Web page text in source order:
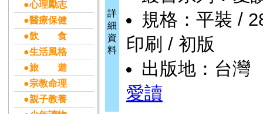
●心理勵志
●醫療保健
●飲 食
●生活風格
●旅 遊
●宗教命理
●親子教養
詳
細
資
料
規格：平裝 /
印刷 / 初版
出版地：台灣
愛讀